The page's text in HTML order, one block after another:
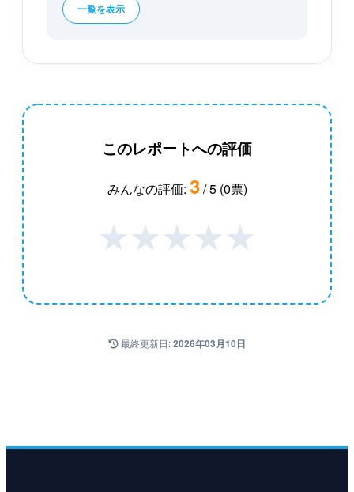
一覧を表示
このレポートへの評価
みんなの評価: 3/ 5 (0票)
★★★★★
最終更新日:2026年03月10日